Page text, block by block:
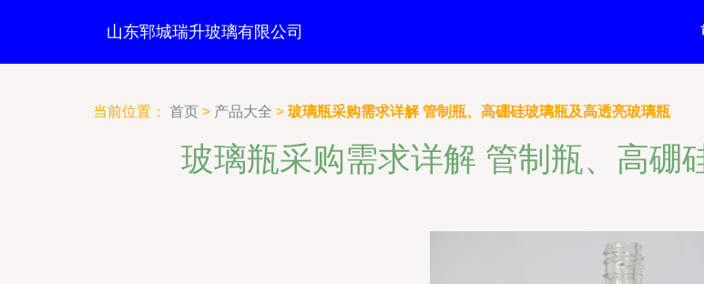
山东郓城瑞升玻璃有限公司
当前位置： 首页 > 产品大全 > 玻璃瓶采购需求详解 管制瓶、高硼硅玻璃瓶及高透亮玻璃瓶
玻璃瓶采购需求详解 管制瓶、高硼